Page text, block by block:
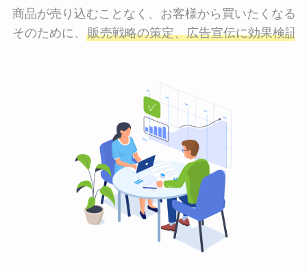
商品が売り込むことなく、お客様から買いたくなる
そのために、 販売戦略の策定、広告宣伝に効果検証